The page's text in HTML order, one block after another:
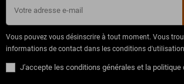
Vous pouvez vous désinscrire à tout moment. Vous
informations de contact dans les conditions
J'accepte les conditions générales et la politique